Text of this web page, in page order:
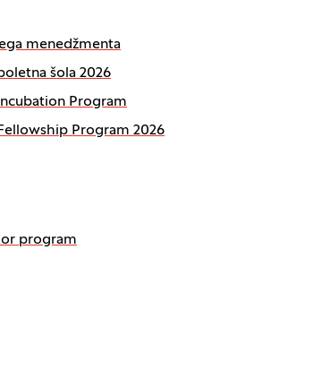
menedžmenta
šola 2026
Program
Program 2026
program